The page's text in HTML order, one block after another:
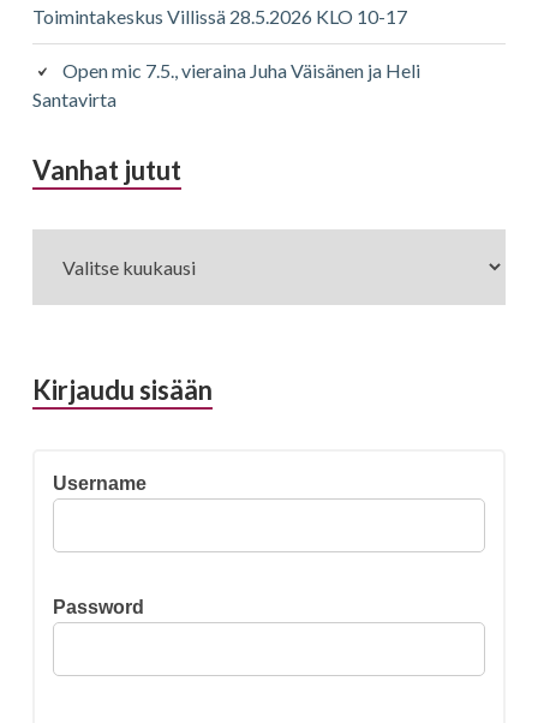
Toimintakeskus Villissä 28.5.2026 KLO 10-17
Open mic 7.5., vieraina Juha Väisänen ja Heli
Santavirta
Vanhat jututVanhat
jutut
Kirjaudu sisään
Username
Password